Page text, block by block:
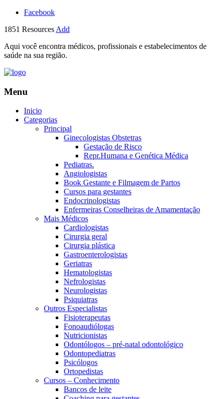
Facebook
1851 Resources Add
Aqui você encontra médicos, profissionais e estabelecimentos de
saúde na sua região.
Menu
Inicio
Categorias
Principal
Ginecologistas Obstetras
Gestação de Risco
Repr.Humana e Genética Médica
Pediatras.
Angiologistas
Book Gestante e Filmagem de Partos
Cursos para gestantes
Endocrinologistas
Enfermeiras Conselheiras de Amamentação
Mais Médicos
Cardiologistas
Cirurgia geral
Cirurgia plástica
Gastroenterologistas
Geriatras
Hematologistas
Nefrologistas
Neurologistas
Psiquiatras
Outros Especialistas
Fisioterapeutas
Fonoaudiólogas
Nutricionistas
Odontólogos – pré-natal odontológico
Odontopediatras
Psicólogos
Ortopedistas
Cursos – Conhecimento
Bancos de leite